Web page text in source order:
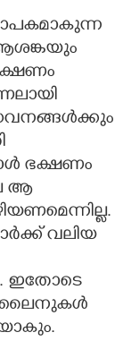
ഭക്ഷണം
ആ
വലിയ
ഇതോടെ